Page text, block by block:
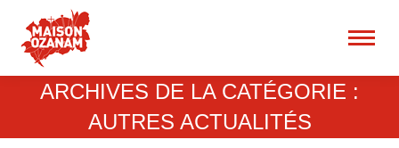
:
ARCHIVES DE LA CATÉGORIE :
AUTRES ACTUALITÉS